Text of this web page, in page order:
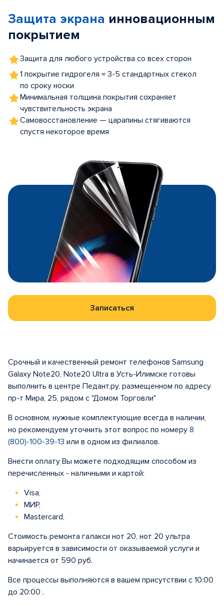
5
Защита экрана инновационным
покрытием
Защита для любого устройства со всех сторон
1 покрытие гидрогеля = 3-5 стандартных стекол
по сроку носки
Минимальная толщина покрытия сохраняет
чувствительность экрана
Самовосстановление — царапины стягиваются
спустя некоторое время
Записаться
Срочный и качественный ремонт телефонов Samsung
Galaxy Note20, Note20 Ultra в Усть-Илимске готовы
выполнить в центре Педант.ру, размещенном по адресу
пр-т Мира, 25, рядом с "Домом Торговли"
В основном, нужные комплектующие всегда в наличии,
но рекомендуем уточнить этот вопрос по номеру 8
(800)-100-39-13 или в одном из филиалов.
Внести оплату Вы можете подходящим способом из
перечисленных - наличными и картой:
Visa,
МИР,
Mastercard,
Стоимость ремонта галакси нот 20, нот 20 ультра
варьируется в зависимости от оказываемой услуги и
начинается от 590 руб.
Все процессы выполняются в вашем присутствии с 10:00
до 20:00 .